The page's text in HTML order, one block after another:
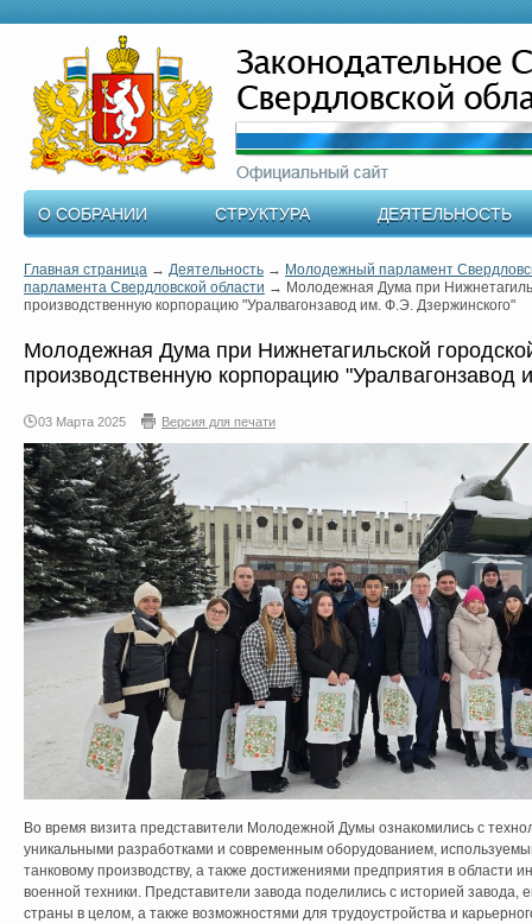
О СОБРАНИИ СТРУКТУРА ДЕЯТЕЛЬНОСТЬ
Главная страница → Деятельность → Молодежный парламент
парламента Свердловской области → Молодежная Дума при
производственную корпорацию "Уралвагонзавод им. Ф.Э. Дзержинского"
Молодежная Дума при Нижнетагильской
производственную корпорацию "Уралвагонзавод
03 Марта 2025 Версия для печати
Во время визита представители Молодежной Думы ознакомились с
уникальными разработками и современным оборудованием,
танковому производству, а также достижениями предприятия в области
военной техники. Представители завода поделились с историей завода,
страны в целом, а также возможностями для трудоустройства и